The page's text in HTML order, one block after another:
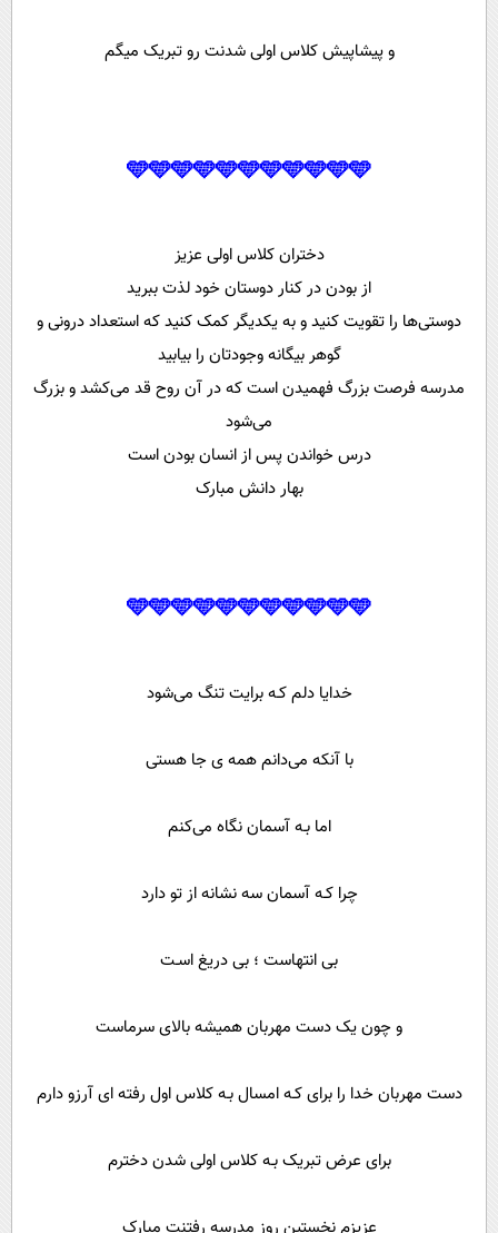
و پیشاپیش کلاس اولی شدنت رو تبریک میگم
🩵🩵🩵🩵🩵🩵🩵🩵🩵🩵🩵
دختران کلاس اولی‌ عزیز
از بودن در کنار دوستان خود لذت ببرید
دوستی‌ها را تقویت کنید و به یکدیگر کمک کنید که استعداد درونی و
گوهر بیگانه‌ وجودتان را بیابید
مدرسه فرصت بزرگ فهمیدن است که در آن روح قد می‌کشد و بزرگ
می‌شود
درس خواندن پس از انسان بودن است
بهار دانش مبارک
🩵🩵🩵🩵🩵🩵🩵🩵🩵🩵🩵
خدایا دلم کـه برایت تنگ می‌شود
با آنکه می‌دانم همه ی جا هستی
اما بـه آسمان نگاه می‌کنم
چرا کـه آسمان سه نشانه از تو دارد
بی انتهاست ؛ بی دریغ اسـت
و چون یک دست مهربان همیشه بالای سرماست
دست مهربان خدا را برای کـه امسال بـه کلاس اول رفته ای آرزو دارم
برای عرض تبریک بـه کلاس اولی شدن دخترم
عزیزم نخستین روز مدرسه رفتنت مبارک